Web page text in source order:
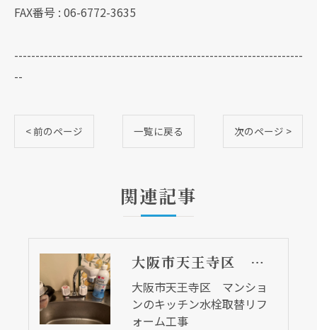
FAX番号 : 06-6772-3635
--------------------------------------------------------------------
--
< 前のページ 一覧に戻る 次のページ >
関連記事
大阪市天王寺区 マンションのキッチン水栓取替リフォーム工事
大阪市天王寺区 マンショ
ンのキッチン水栓取替リフ
ォーム工事